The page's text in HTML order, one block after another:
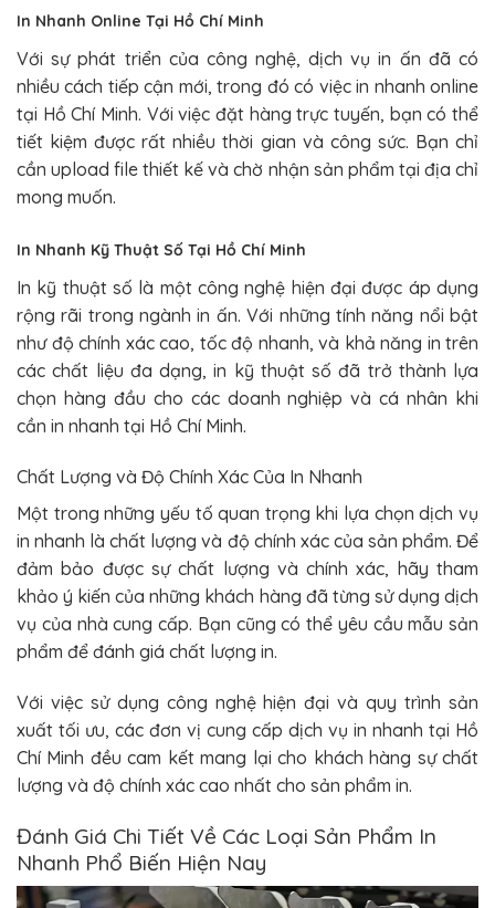
In Nhanh Online Tại Hồ Chí Minh
Với sự phát triển của công nghệ, dịch vụ in ấn đã có
nhiều cách tiếp cận mới, trong đó có việc in nhanh online
tại Hồ Chí Minh. Với việc đặt hàng trực tuyến, bạn có thể
tiết kiệm được rất nhiều thời gian và công sức. Bạn chỉ
cần upload file thiết kế và chờ nhận sản phẩm tại địa chỉ
mong muốn.
In Nhanh Kỹ Thuật Số Tại Hồ Chí Minh
In kỹ thuật số là một công nghệ hiện đại được áp dụng
rộng rãi trong ngành in ấn. Với những tính năng nổi bật
như độ chính xác cao, tốc độ nhanh, và khả năng in trên
các chất liệu đa dạng, in kỹ thuật số đã trở thành lựa
chọn hàng đầu cho các doanh nghiệp và cá nhân khi
cần in nhanh tại Hồ Chí Minh.
Chất Lượng và Độ Chính Xác Của In Nhanh
Một trong những yếu tố quan trọng khi lựa chọn dịch vụ
in nhanh là chất lượng và độ chính xác của sản phẩm. Để
đảm bảo được sự chất lượng và chính xác, hãy tham
khảo ý kiến của những khách hàng đã từng sử dụng dịch
vụ của nhà cung cấp. Bạn cũng có thể yêu cầu mẫu sản
phẩm để đánh giá chất lượng in.
Với việc sử dụng công nghệ hiện đại và quy trình sản
xuất tối ưu, các đơn vị cung cấp dịch vụ in nhanh tại Hồ
Chí Minh đều cam kết mang lại cho khách hàng sự chất
lượng và độ chính xác cao nhất cho sản phẩm in.
Đánh Giá Chi Tiết Về Các Loại Sản Phẩm In
Nhanh Phổ Biến Hiện Nay